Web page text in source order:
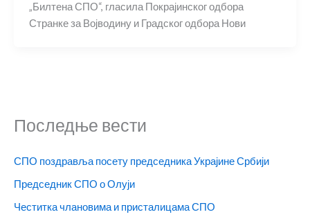
„Билтена СПО“, гласила Покрајинског одбора
Странке за Војводину и Градског одбора Нови
Последње вести
СПО поздравља посету председника Украјине Србији
Председник СПО о Олуји
Честитка члановима и присталицама СПО